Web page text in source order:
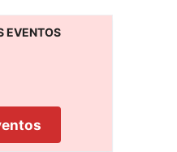
EVENTOS